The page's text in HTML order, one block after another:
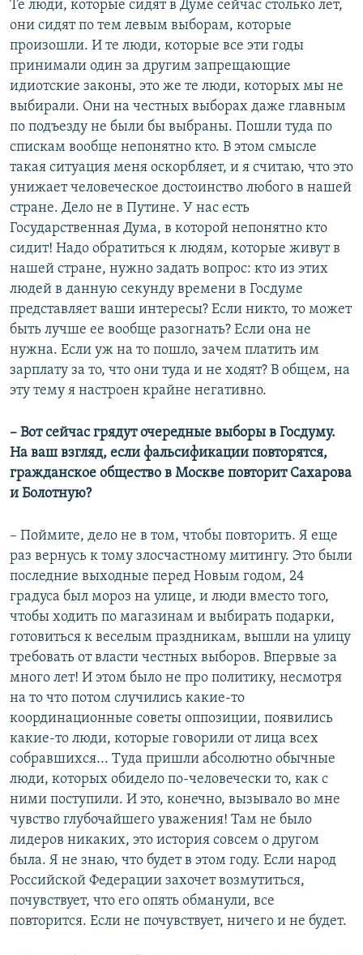
Те люди, которые сидят в Думе сейчас столько лет,
они сидят по тем левым выборам, которые
произошли. И те люди, которые все эти годы
принимали один за другим запрещающие
идиотские законы, это же те люди, которых мы не
выбирали. Они на честных выборах даже главным
по подъезду не были бы выбраны. Пошли туда по
спискам вообще непонятно кто. В этом смысле
такая ситуация меня оскорбляет, и я считаю, что это
унижает человеческое достоинство любого в нашей
стране. Дело не в Путине. У нас есть
Государственная Дума, в которой непонятно кто
сидит! Надо обратиться к людям, которые живут в
нашей стране, нужно задать вопрос: кто из этих
людей в данную секунду времени в Госдуме
представляет ваши интересы? Если никто, то может
быть лучше ее вообще разогнать? Если она не
нужна. Если уж на то пошло, зачем платить им
зарплату за то, что они туда и не ходят? В общем, на
эту тему я настроен крайне негативно.
– Вот сейчас грядут очередные выборы в Госдуму.
На ваш взгляд, если фальсификации повторятся,
гражданское общество в Москве повторит Сахарова
и Болотную?
– Поймите, дело не в том, чтобы повторить. Я еще
раз вернусь к тому злосчастному митингу. Это были
последние выходные перед Новым годом, 24
градуса был мороз на улице, и люди вместо того,
чтобы ходить по магазинам и выбирать подарки,
готовиться к веселым праздникам, вышли на улицу
требовать от власти честных выборов. Впервые за
много лет! И этом было не про политику, несмотря
на то что потом случились какие-то
координационные советы оппозиции, появились
какие-то люди, которые говорили от лица всех
собравшихся... Туда пришли абсолютно обычные
люди, которых обидело по-человечески то, как с
ними поступили. И это, конечно, вызывало во мне
чувство глубочайшего уважения! Там не было
лидеров никаких, это история совсем о другом
была. Я не знаю, что будет в этом году. Если народ
Российской Федерации захочет возмутиться,
почувствует, что его опять обманули, все
повторится. Если не почувствует, ничего и не будет.